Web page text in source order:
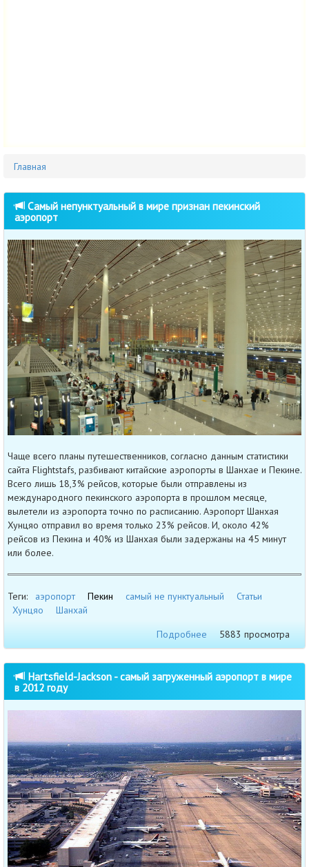
Главная
Cамый непунктуальный в мире признан пекинский
аэропорт
Чаще всего планы путешественников, согласно данным статистики
сайта Flightstafs, разбивают китайские аэропорты в Шанхае и Пекине.
Всего лишь 18,3% рейсов, которые были отправлены из
международного пекинского аэропорта в прошлом месяце,
вылетели из аэропорта точно по расписанию. Аэропорт Шанхая
Хунцяо отправил во время только 23% рейсов. И, около 42%
рейсов из Пекина и 40% из Шанхая были задержаны на 45 минут
или более.
Теги: аэропорт Пекин самый не пунктуальный
Статьи
Хунцяо
Шанхай
Подробнее
5883 просмотра
Hartsfield-Jackson - самый загруженный аэропорт в мире
в 2012 году